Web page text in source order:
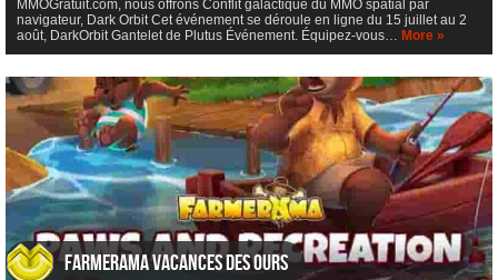
MMOGratuit.com, nous offrons Conflit galactique du MMO spatial par
navigateur, Dark Orbit Cet événement se déroule en ligne du 15 juillet au 2
août, DarkOrbit Gantelet de Plutus Événement. Équipez-vous… More »
Farmerama Vacances des ours